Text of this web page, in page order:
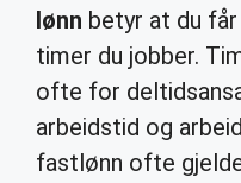
lønn betyr at du får
timer du jobber.
ofte for
arbeidstid og
fastlønn ofte